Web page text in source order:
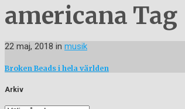
americana Tag
22 maj, 2018 in musik
Broken Beads i hela världen
Arkiv